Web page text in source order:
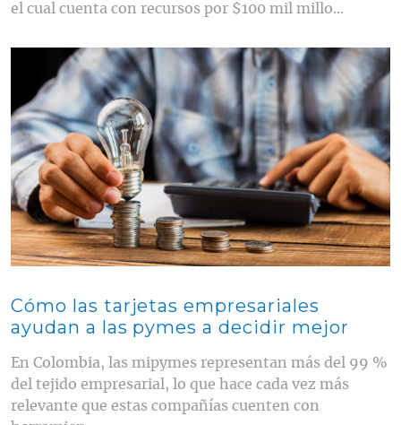
el cual cuenta con recursos por $100 mil millo...
Contenido multimedia principal
Cómo las tarjetas empresariales
ayudan a las pymes a decidir mejor
En Colombia, las mipymes representan más del 99 %
del tejido empresarial, lo que hace cada vez más
relevante que estas compañías cuenten con